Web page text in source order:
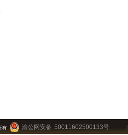
有 渝公网安备 50011602500133号